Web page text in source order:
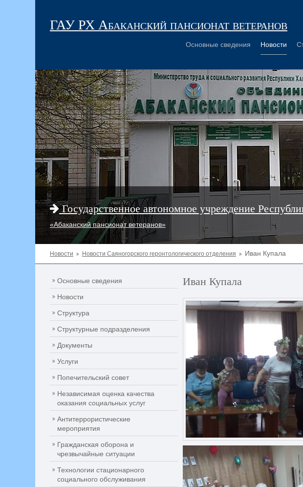
ГАУ РХ Абаканский пансионат ветеранов
Основные сведения Новости
Государственное автономное учреждение
«Абаканский пансионат ветеранов»
Новости Новости Саяногорского геронтологического отделения Иван Купала
Основные сведения
Новости
Структура
Структурные подразделения
Документы
Услуги
Попечительский совет
Независимая оценка качества
оказания социальных услуг
Антитеррористические
мероприятия
Гражданская оборона и
чрезвычайные ситуации
Технологии стационарного
социального обслуживания
Иван Купала